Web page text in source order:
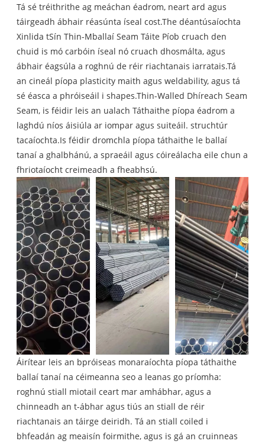
Tá sé tréithrithe ag meáchan éadrom, neart ard agus
táirgeadh ábhair réasúnta íseal cost.The déantúsaíochta
Xinlida tSín Thin-Mballaí Seam Táite Píob cruach den
chuid is mó carbóin íseal nó cruach dhosmálta, agus
ábhair éagsúla a roghnú de réir riachtanais iarratais.Tá
an cineál píopa plasticity maith agus weldability, agus tá
sé éasca a phróiseáil i shapes.Thin-Walled Dhíreach Seam
Seam, is féidir leis an ualach Táthaithe píopa éadrom a
laghdú níos áisiúla ar iompar agus suiteáil. struchtúr
tacaíochta.Is féidir dromchla píopa táthaithe le ballaí
tanaí a ghalbhánú, a spraeáil agus cóireálacha eile chun a
fhriotaíocht creimeadh a fheabhsú.
Áirítear leis an bpróiseas monaraíochta píopa táthaithe
ballaí tanaí na céimeanna seo a leanas go príomha:
roghnú stiall miotail ceart mar amhábhar, agus a
chinneadh an t-ábhar agus tiús an stiall de réir
riachtanais an táirge deiridh. Tá an stiall coiled i
bhfeadán ag meaisín foirmithe, agus is gá an cruinneas